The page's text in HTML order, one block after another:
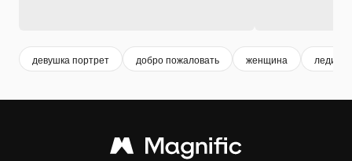
девушка портрет добро пожаловать женщина леди